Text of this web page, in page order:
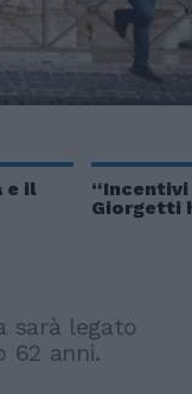
e il
“Incentivi
Giorgetti
sarà legato
62 anni.